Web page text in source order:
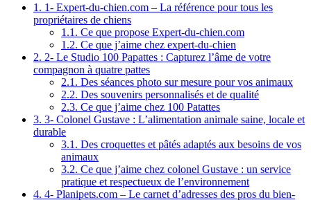
1. 1- Expert-du-chien.com – La référence pour tous les
propriétaires de chiens
1.1. Ce que propose Expert-du-chien.com
1.2. Ce que j’aime chez expert-du-chien
2. 2- Le Studio 100 Papattes : Capturez l’âme de votre
compagnon à quatre pattes
2.1. Des séances photo sur mesure pour vos animaux
2.2. Des souvenirs personnalisés et de qualité
2.3. Ce que j’aime chez 100 Patattes
3. 3- Colonel Gustave : L’alimentation animale saine, locale et
durable
3.1. Des croquettes et pâtés adaptés aux besoins de vos
animaux
3.2. Ce que j’aime chez colonel Gustave : un service
pratique et respectueux de l’environnement
4. 4- Planipets.com – Le carnet d’adresses des pros du bien-